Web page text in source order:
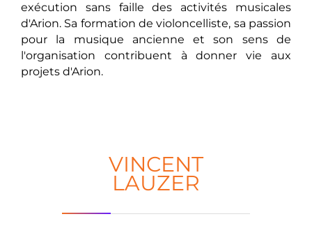
exécution sans faille des activités musicales
d'Arion. Sa formation de violoncelliste, sa passion
pour la musique ancienne et son sens de
l'organisation contribuent à donner vie aux
projets d'Arion.
VINCENT
LAUZER